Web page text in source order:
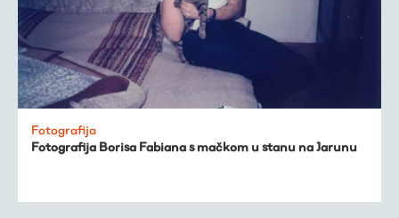
Fotografija
Fotografija Borisa Fabiana s mačkom u stanu na Jarunu